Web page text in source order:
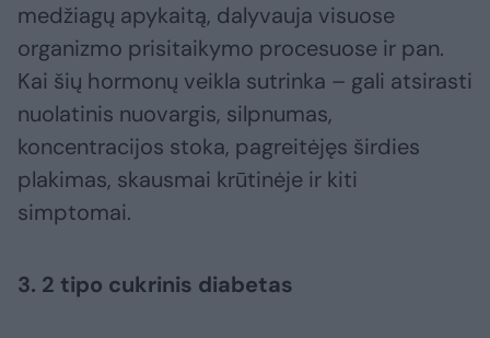
medžiagų apykaitą, dalyvauja visuose
organizmo prisitaikymo procesuose ir pan.
Kai šių hormonų veikla sutrinka – gali atsirasti
nuolatinis nuovargis, silpnumas,
koncentracijos stoka, pagreitėjęs širdies
plakimas, skausmai krūtinėje ir kiti
simptomai.
3. 2 tipo cukrinis diabetas